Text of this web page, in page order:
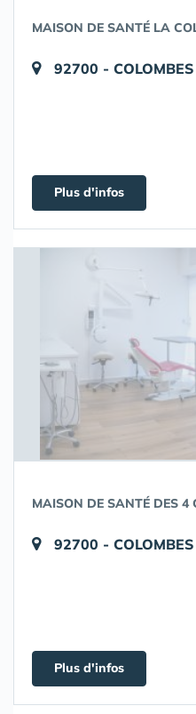
MAISON DE SANTÉ LA
92700 - COLOMBES
Plus d'infos
MAISON DE SANTÉ DES 4
92700 - COLOMBES
Plus d'infos